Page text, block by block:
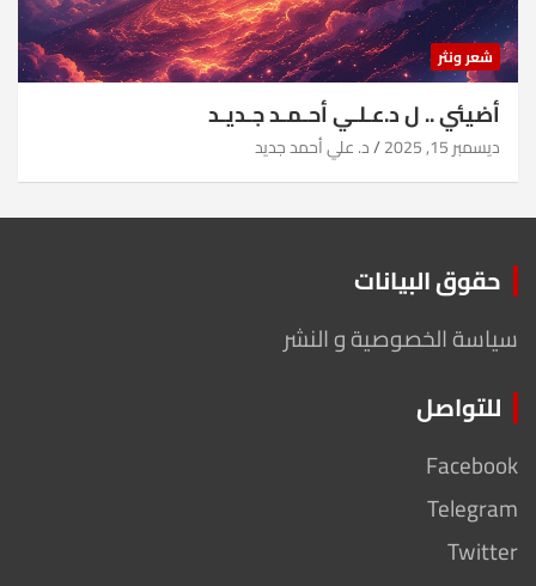
شعر ونثر
أضيئي .. ل د.عـلـي أحـمـد جـديـد
ديسمبر 15, 2025 د. علي أحمد جديد
حقوق البيانات
سياسة الخصوصية و النشر
للتواصل
Facebook
Telegram
Twitter